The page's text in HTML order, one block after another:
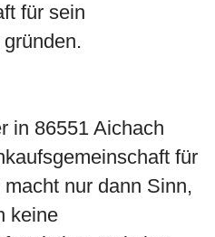
für sein
in 86551 Aichach
für
nur dann Sinn,
keine